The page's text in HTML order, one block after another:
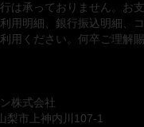
は承っておりません。お
用明細、銀行振込明細、
用ください。何卒ご理解
株式会社
梨市上神内川107-1